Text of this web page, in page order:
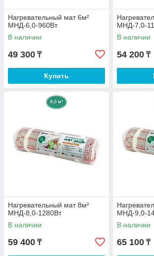
Нагревательный мат 6м²
МНД-6,0-960Вт
В наличии
49 300 ₸
Купить
МНД-7,0-
В наличии
54 200 ₸
Нагревательный мат 8м²
МНД-8,0-1280Вт
В наличии
59 400 ₸
МНД-9,0-
В наличии
65 100 ₸